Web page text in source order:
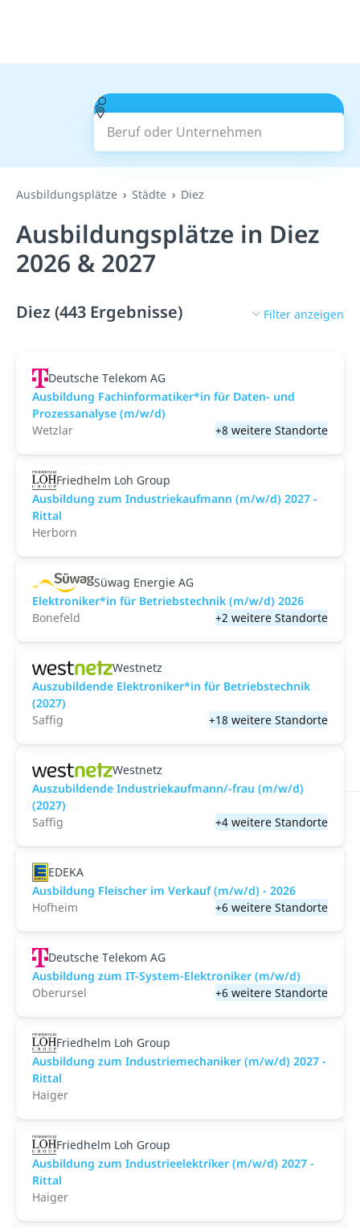
Beruf oder Unternehmen
Suchen
Ausbildungsplätze Städte Diez
Ausbildungsplätze in Diez
2026 & 2027
Diez (443 Ergebnisse) Filter anzeigen
Deutsche Telekom AG
Ausbildung Fachinformatiker*in für Daten- und
Prozessanalyse (m/w/d)
Wetzlar
+8 weitere Standorte
Friedhelm Loh Group
Ausbildung zum Industriekaufmann (m/w/d) 2027 -
Rittal
Herborn
Süwag Energie AG
Elektroniker*in für Betriebstechnik (m/w/d) 2026
Bonefeld
+2 weitere Standorte
Westnetz
Auszubildende Elektroniker*in für Betriebstechnik
(2027)
Saffig
+18 weitere Standorte
Westnetz
Auszubildende Industriekaufmann/-frau (m/w/d)
(2027)
Saffig
+4 weitere Standorte
EDEKA
Ausbildung Fleischer im Verkauf (m/w/d) - 2026
Hofheim
+6 weitere Standorte
Deutsche Telekom AG
Ausbildung zum IT-System-Elektroniker (m/w/d)
Oberursel
+6 weitere Standorte
Friedhelm Loh Group
Ausbildung zum Industriemechaniker (m/w/d) 2027 -
Rittal
Haiger
Friedhelm Loh Group
Ausbildung zum Industrieelektriker (m/w/d) 2027 -
Rittal
Haiger